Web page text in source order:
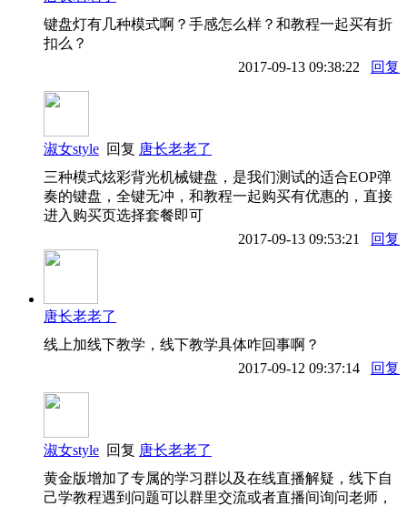
键盘灯有几种模式啊？手感怎么样？和教程一起买有折
扣么？
2017-09-13 09:38:22
回复
淑女style 回复 唐长老老了
三种模式炫彩背光机械键盘，是我们测试的适合EOP弹
奏的键盘，全键无冲，和教程一起购买有优惠的，直接
进入购买页选择套餐即可
2017-09-13 09:53:21
回复
唐长老老了
线上加线下教学，线下教学具体咋回事啊？
2017-09-12 09:37:14
回复
淑女style 回复 唐长老老了
黄金版增加了专属的学习群以及在线直播解疑，线下自
己学教程遇到问题可以群里交流或者直播间询问老师，